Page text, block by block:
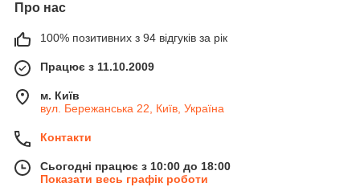
Про нас
100% позитивних з 94 відгуків за рік
Працює з 11.10.2009
м. Київ
вул. Бережанська 22, Київ, Україна
Контакти
Сьогодні працює з 10:00 до 18:00
Показати весь графік роботи